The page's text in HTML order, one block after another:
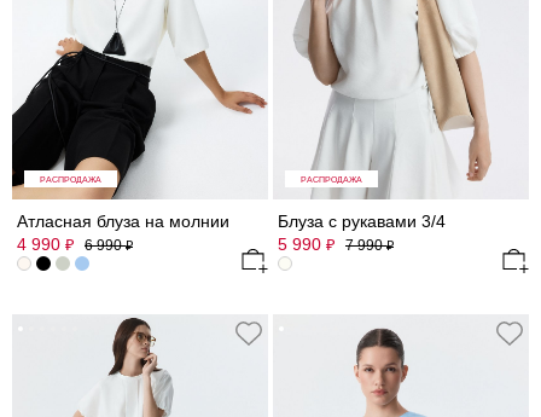
РАСПРОДАЖА
Атласная блуза на молнии
4 990 ₽ 6 990₽
РАСПРОДАЖА
Блуза с рукавами 3/4
5 990 ₽ 7 990₽